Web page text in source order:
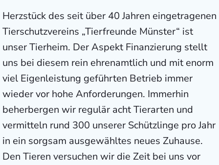
Herzstück des seit über 40 Jahren eingetragenen
Tierschutzvereins „Tierfreunde Münster“ ist
unser Tierheim. Der Aspekt Finanzierung stellt
uns bei diesem rein ehrenamtlich und mit enorm
viel Eigenleistung geführten Betrieb immer
wieder vor hohe Anforderungen. Immerhin
beherbergen wir regulär acht Tierarten und
vermitteln rund 300 unserer Schützlinge pro Jahr
in ein sorgsam ausgewähltes neues Zuhause.
Den Tieren versuchen wir die Zeit bei uns vor